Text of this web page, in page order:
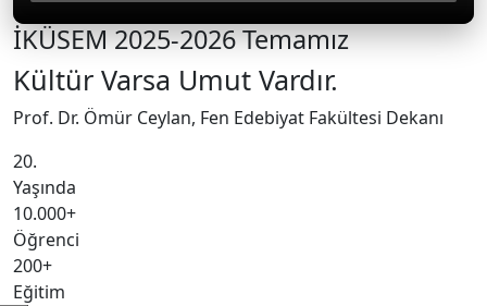
İKÜSEM 2025-2026 Temamız
Kültür Varsa Umut Vardır.
Prof. Dr. Ömür Ceylan, Fen Edebiyat Fakültesi Dekanı
20.
Yaşında
10.000+
Öğrenci
200+
Eğitim